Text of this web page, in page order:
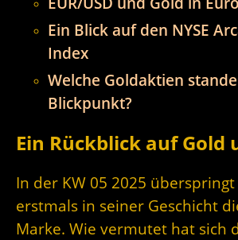
Ein Blick auf den NYSE
Index
Welche Goldaktien
Blickpunkt?
Ein Rückblick auf Gold
In der KW 05 2025
erstmals in seiner Geschicht
Marke. Wie vermutet hat sich